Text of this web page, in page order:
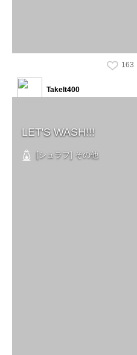
163
LET'S WASH!!!
[シュラフ] その他
Takelt400